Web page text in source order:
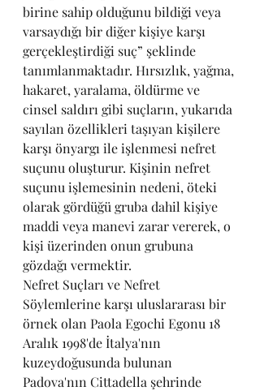
birine sahip olduğunu bildiği veya
varsaydığı bir diğer kişiye karşı
gerçekleştirdiği suç” şeklinde
tanımlanmaktadır. Hırsızlık, yağma,
hakaret, yaralama, öldürme ve
cinsel saldırı gibi suçların, yukarıda
sayılan özellikleri taşıyan kişilere
karşı önyargı ile işlenmesi nefret
suçunu oluşturur. Kişinin nefret
suçunu işlemesinin nedeni, öteki
olarak gördüğü gruba dahil kişiye
maddi veya manevi zarar vererek, o
kişi üzerinden onun grubuna
gözdağı vermektir.
Nefret Suçları ve Nefret
Söylemlerine karşı uluslararası bir
örnek olan Paola Egochi Egonu 18
Aralık 1998'de İtalya'nın
kuzeydoğusunda bulunan
Padova'nın Cittadella şehrinde